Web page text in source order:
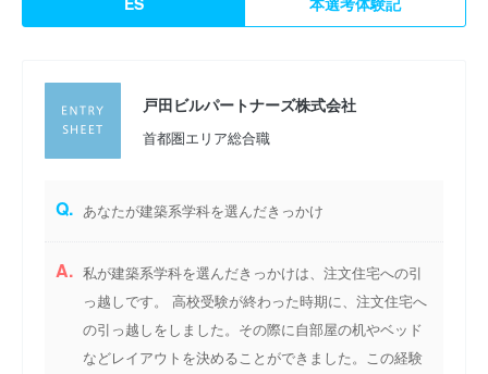
見据え、ビル全体の価値を高める取り組みを提案し続けること。
理系学部の皆様にとって、いままで学んだ知識と経験を生かして
戸田ビルパートナーズ株式会社
首都圏エリア総合職
Q. あなたが建築系学科を選んだきっかけ
A. 私が建築系学科を選んだきっかけは、注文住宅への引
っ越しです。 高校受験が終わった時期に、注文住宅へ
の引っ越しをしました。その際に自部屋の机やベッド
などレイアウトを決めることができました。この経験